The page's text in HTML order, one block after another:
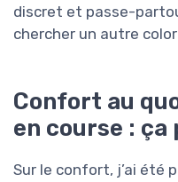
discret et passe-
chercher un autre
Confort au
en course : ça
Sur le confort, j’ai été